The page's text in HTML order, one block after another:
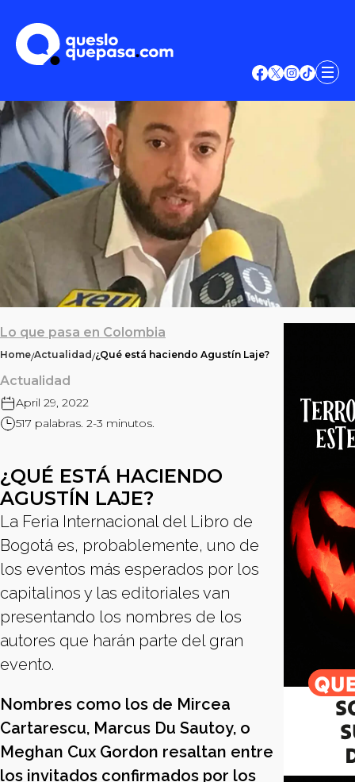
Lo que pasa en Colombia
Home/Actualidad/¿Qué está haciendo Agustín Laje?
Actualidad
April 29, 2022
517 palabras. 2-3 minutos.
¿QUÉ ESTÁ HACIENDO
AGUSTÍN LAJE?
La Feria Internacional del Libro de
Bogotá es, probablemente, uno de
los eventos más esperados por los
capitalinos y las editoriales van
presentando los nombres de los
autores que harán parte del gran
evento.
Nombres como los de Mircea
Cartarescu, Marcus Du Sautoy, o
Meghan Cux Gordon resaltan entre
los invitados confirmados por los